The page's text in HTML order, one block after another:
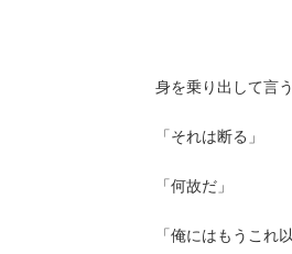
身を乗り出して言う
「それは断る」
「何故だ」
「俺にはもうこれ